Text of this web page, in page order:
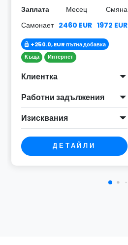
Заплата Месец
Смяна
Самонает 2460 EUR 1972 EUR
+250.0, EUR пътна добавка
Къща
Интернет
Клиентка
Работни задължения
Изисквания
ДЕТАЙЛИ